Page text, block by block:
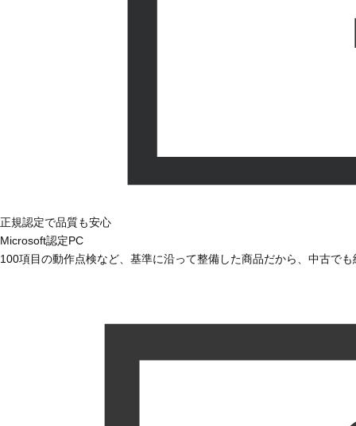
正規認定で品質も安心
Microsoft認定PC
100項目の動作点検など、基準に沿って整備した商品だから、中古で